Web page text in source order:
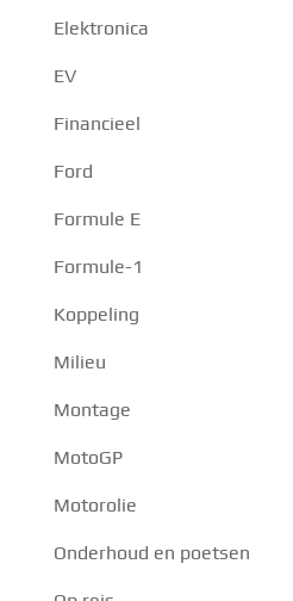
Elektronica
EV
Financieel
Ford
Formule E
Formule-1
Koppeling
Milieu
Montage
MotoGP
Motorolie
Onderhoud en poetsen